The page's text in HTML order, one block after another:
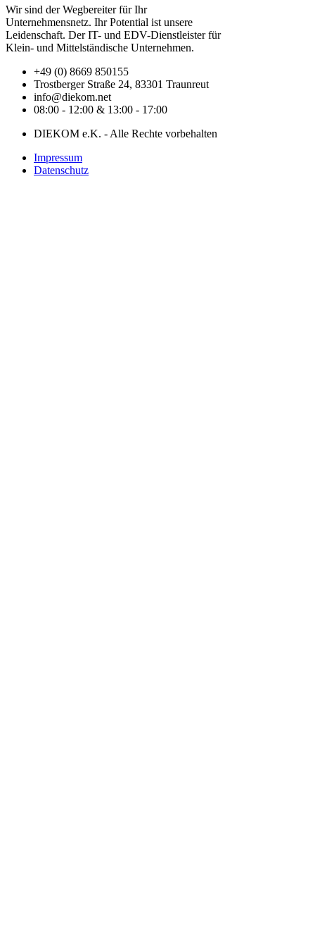
Wir sind der Wegbereiter für Ihr
Unternehmensnetz. Ihr Potential ist unsere
Leidenschaft. Der IT- und EDV-Dienstleister für
Klein- und Mittelständische Unternehmen.
+49 (0) 8669 850155
Trostberger Straße 24, 83301 Traunreut
info@diekom.net
08:00 - 12:00 & 13:00 - 17:00
DIEKOM e.K. - Alle Rechte vorbehalten
Impressum
Datenschutz